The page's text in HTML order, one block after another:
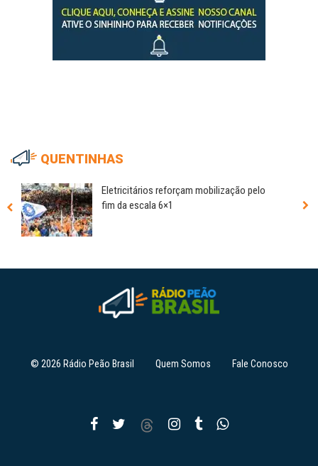
QUENTINHAS
Eletricitários reforçam mobilização pelo
fim da escala 6×1
© 2026 Rádio Peão Brasil Quem Somos Fale Conosco